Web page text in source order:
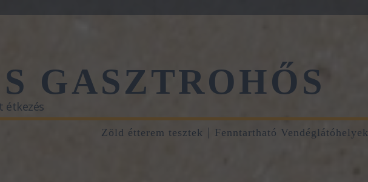
GASZTROHŐS
étkezés
Zöld étterem tesztek Fenntartható Vendéglátóhelyek